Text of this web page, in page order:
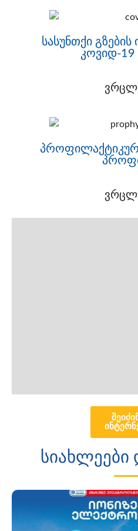
სასუნთქი გზების
კოვიდ-19
ყველა
ზუსტი, დროული,
დიაგნოსტიკური
მოწინავე გამოცდილების
მე-10 საიუბილეო წელი
სიახლეები